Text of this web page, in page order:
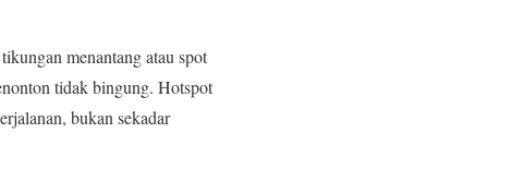
menantang atau spot
tidak bingung. Hotspot
bukan sekadar